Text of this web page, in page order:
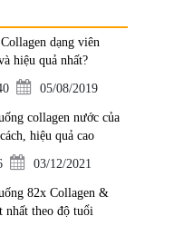
dạng viên
hiệu quả nhất?
05/08/2019
collagen nước của
hiệu quả cao
03/12/2021
82x Collagen &
nhất theo độ tuổi